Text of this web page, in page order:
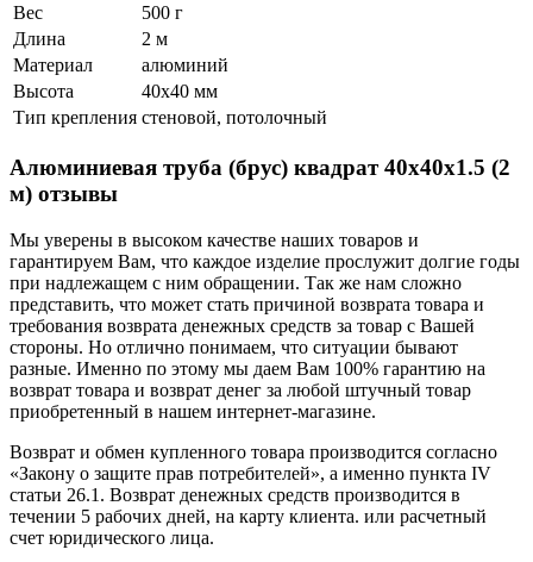
Вес
500 г
Длина
2 м
Материал
алюминий
Высота
40х40 мм
Тип крепления стеновой, потолочный
Алюминиевая труба (брус) квадрат 40х40х1.5 (2
м) отзывы
Мы уверены в высоком качестве наших товаров и
гарантируем Вам, что каждое изделие прослужит долгие годы
при надлежащем с ним обращении. Так же нам сложно
представить, что может стать причиной возврата товара и
требования возврата денежных средств за товар с Вашей
стороны. Но отлично понимаем, что ситуации бывают
разные. Именно по этому мы даем Вам 100% гарантию на
возврат товара и возврат денег за любой штучный товар
приобретенный в нашем интернет-магазине.
Возврат и обмен купленного товара производится согласно
«Закону о защите прав потребителей», а именно пункта IV
статьи 26.1. Возврат денежных средств производится в
течении 5 рабочих дней, на карту клиента. или расчетный
счет юридического лица.